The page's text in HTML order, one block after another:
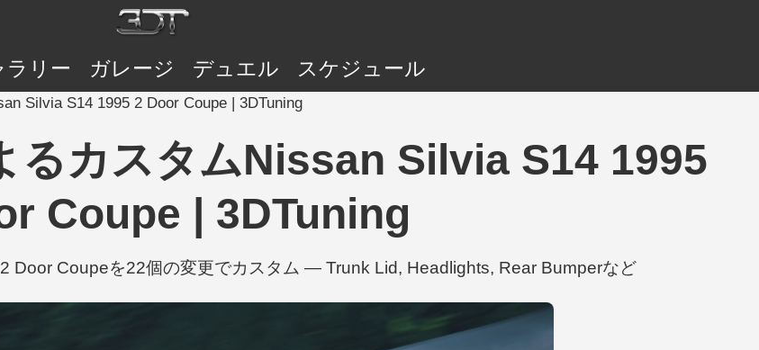
ラリー ガレージ デュエル スケジュール
Silvia S14 1995 2 Door Coupe | 3DTuning
カスタムNissan Silvia S14 1995
Coupe | 3DTuning
Coupeを22個の変更でカスタム — Trunk Lid, Headlights, Rear Bumperなど